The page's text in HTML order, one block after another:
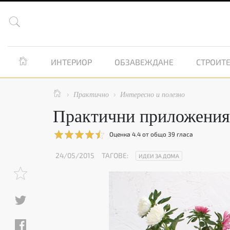

 ИНТЕРИОР ОБЗАВЕЖДАНЕ
  Практично  Интересно и полезно
Практични
Оценка 4.4от общо 39 гласа
24/05/2015 ТАГОВЕ: ИДЕИ ЗА ДОМА